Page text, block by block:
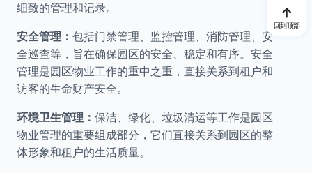
细致的管理和记录。
安全管理： 包括门禁管理、监控管理、消防管理、安
全巡查等，旨在确保园区的安全、稳定和有序。安全
管理是园区物业工作的重中之重，直接关系到租户和
访客的生命财产安全。
环境卫生管理： 保洁、绿化、垃圾清运等工作是园区
物业管理的重要组成部分，它们直接关系到园区的整
体形象和租户的生活质量。
回到顶部